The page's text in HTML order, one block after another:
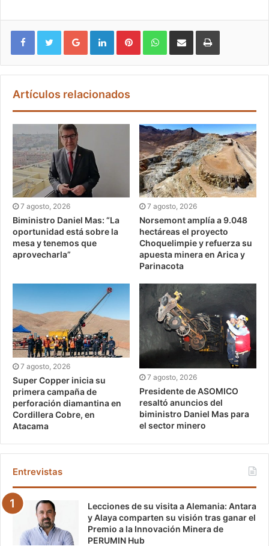
Google+ LinkedIn Pinterest WhatsApp
Artículos relacionados
7 agosto, 2026
Biministro Daniel Mas: “La
oportunidad está sobre la
mesa y tenemos que
aprovecharla”
7 agosto, 2026
Norsemont amplía a 9.048
hectáreas el proyecto
Choquelimpie y refuerza su
apuesta minera en Arica y
Parinacota
7 agosto, 2026
Super Copper inicia su
primera campaña de
perforación diamantina en
Cordillera Cobre, en
Atacama
7 agosto, 2026
Presidente de ASOMICO
resaltó anuncios del
biministro Daniel Mas para
el sector minero
Entrevistas
Lecciones de su visita a Alemania: Antara
y Alaya comparten su visión tras ganar el
Premio a la Innovación Minera de
PERUMIN Hub